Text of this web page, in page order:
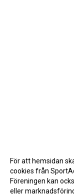
För att hemsidan
cookies från
Föreningen kan
eller